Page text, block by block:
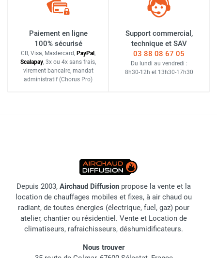
Paiement en ligne
100% sécurisé
CB, Visa, Mastercard, PayPal ,
Scalapay, 3x ou 4x sans frais,
virement bancaire, mandat
administratif (Chorus Pro)
Support commercial,
technique et SAV
03 88 08 67 05
Du lundi au vendredi :
8h30-12h et 13h30-17h30
Depuis 2003, Airchaud Diffusion propose la vente et la
location de chauffages mobiles et fixes, à air chaud ou
radiant, de toutes énergies (électrique, fuel, gaz) pour
atelier, chantier ou résidentiel. Vente et Location de
climatiseurs, rafraichisseurs, déshumidificateurs.
Nous trouver